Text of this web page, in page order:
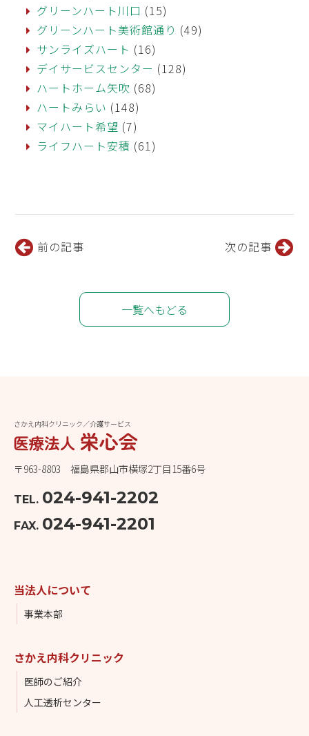
グリーンハート川口 (15)
グリーンハート美術館通り (49)
サンライズハート (16)
デイサービスセンター (128)
ハートホーム矢吹 (68)
ハートみらい (148)
マイハート希望 (7)
ライフハート安積 (61)
前の記事 次の記事
一覧へもどる
さかえ内科クリニック／介護サービス
〒963-8803 福島県郡山市横塚2丁目15番6号
TEL. 024-941-2202
FAX. 024-941-2201
当法人について
事業本部
さかえ内科クリニック
医師のご紹介
人工透析センター